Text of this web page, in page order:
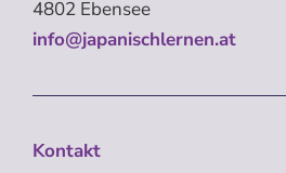
4802 Ebensee
info@japanischlernen.at
Kontakt